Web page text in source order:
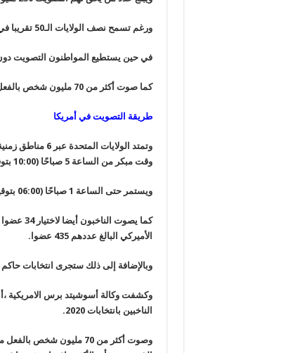
ورغم تسمح نصف الولايات الـ50 تقريبا في الولايات المتحدة بالتسجيل في يوم الانتخابات.
في حين يستطيع المواطنون التصويت
كما صوت أكثر من 70 مليون شخص بالفعل من خلال صناديق الاقتراع البريدية أو في مراكز الاقتراع المبكرة.
طريقة التصويت في أمريكا
وتمتد
وقت مبكر من الساعة 5 صباحًا (10:00 بتوقيت غرينتش) يوم الثلاثاء .
ويستمر حتى الساعة 1 صباحًا (06:00 بتوقيت غرينتش) يوم الأربعاء.
الأميركي البالغ عددهم 435 عضوا.
وبالإضافة إلى ذلك ستجرى انتخابات حاكم الولاية في 11 ولاية ومنطقتين
وكشفت وكالة أسوشيتد برس الامريكية
الناخبين بانتخابات 2020.
وصوت أكثر من 70 مليون